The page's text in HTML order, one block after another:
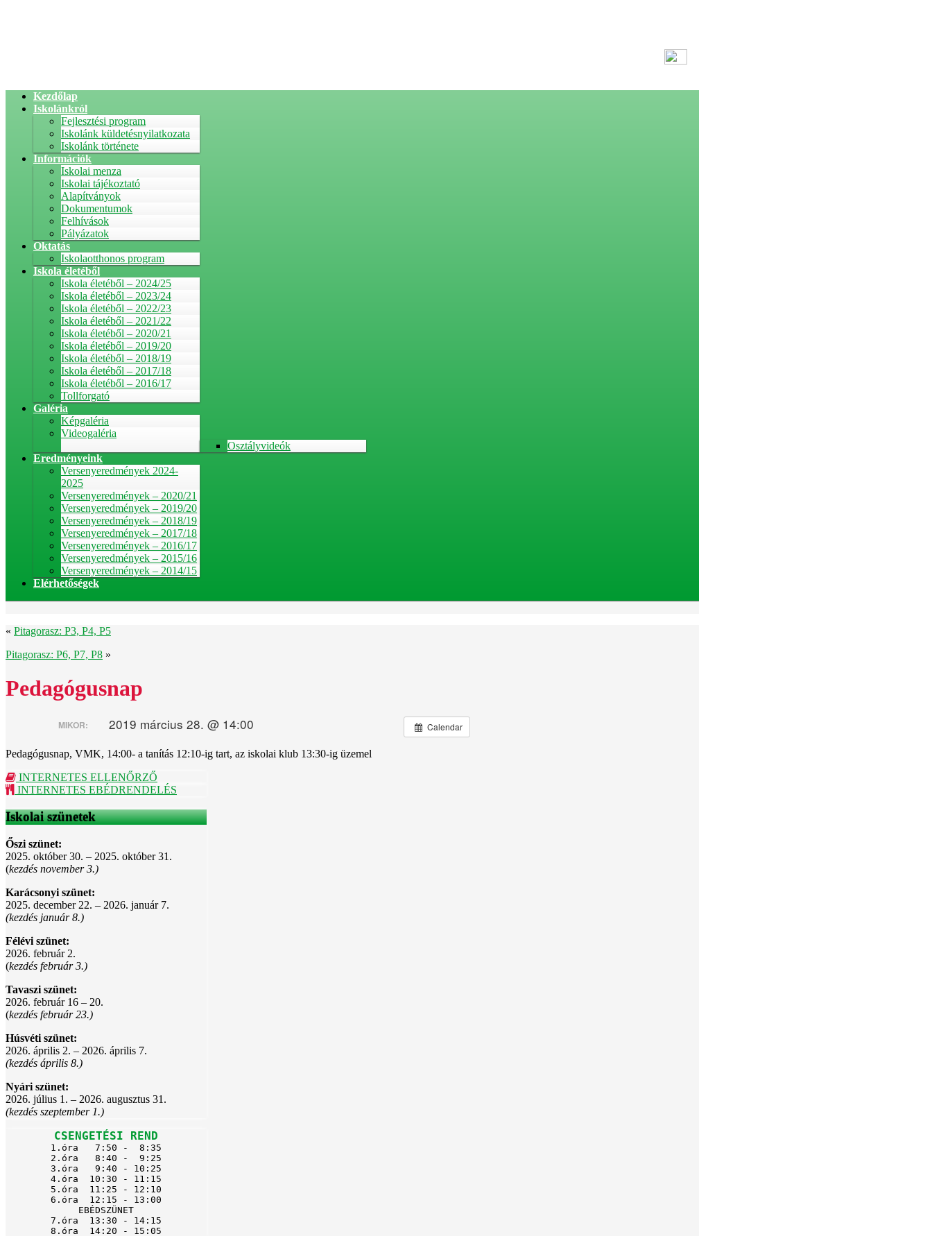
Kezdőlap
Iskolánkról
Fejlesztési program
Iskolánk küldetésnyilatkozata
Iskolánk története
Információk
Iskolai menza
Iskolai tájékoztató
Alapítványok
Dokumentumok
Felhívások
Pályázatok
Oktatás
Iskolaotthonos program
Iskola életéből
Iskola életéből – 2024/25
Iskola életéből – 2023/24
Iskola életéből – 2022/23
Iskola életéből – 2021/22
Iskola életéből – 2020/21
Iskola életéből – 2019/20
Iskola életéből – 2018/19
Iskola életéből – 2017/18
Iskola életéből – 2016/17
Tollforgató
Galéria
Képgaléria
Videogaléria
Osztályvideók
Eredményeink
Versenyeredmények 2024-
2025
Versenyeredmények – 2020/21
Versenyeredmények – 2019/20
Versenyeredmények – 2018/19
Versenyeredmények – 2017/18
Versenyeredmények – 2016/17
Versenyeredmények – 2015/16
Versenyeredmények – 2014/15
Elérhetőségek
« Pitagorasz: P3, P4, P5
Pitagorasz: P6, P7, P8 »
Pedagógusnap
Calendar
MIKOR: 2019 március 28. @ 14:00
Pedagógusnap, VMK, 14:00- a tanítás 12:10-ig tart, az iskolai klub 13:30-ig üzemel
INTERNETES ELLENŐRZŐ
INTERNETES EBÉDRENDELÉS
Iskolai szünetek
Őszi szünet:
2025. október 30. – 2025. október 31.
(kezdés november 3.)
Karácsonyi szünet:
2025. december 22. – 2026. január 7.
(kezdés január 8.)
Félévi szünet:
2026. február 2.
(kezdés február 3.)
Tavaszi szünet:
2026. február 16 – 20.
(kezdés február 23.)
Húsvéti szünet:
2026. április 2. – 2026. április 7.
(kezdés április 8.)
Nyári szünet:
2026. július 1. – 2026. augusztus 31.
(kezdés szeptember 1.)
CSENGETÉSI REND
1.óra   7:50 -  8:35
2.óra   8:40 -  9:25
3.óra   9:40 - 10:25
4.óra  10:30 - 11:15
5.óra  11:25 - 12:10
6.óra  12:15 - 13:00
EBÉDSZÜNET
7.óra  13:30 - 14:15
8.óra  14:20 - 15:05